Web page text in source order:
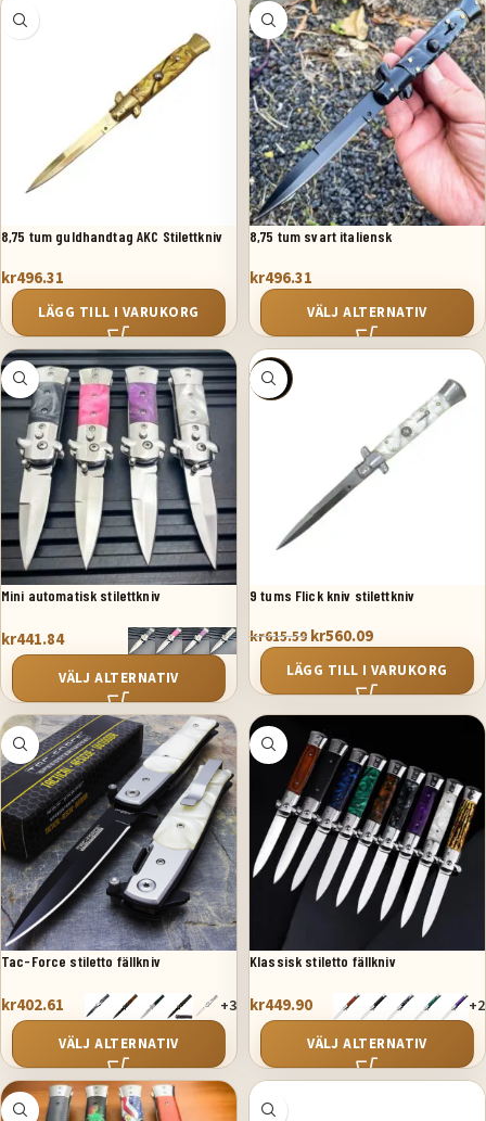
8,75 tum guldhandtag AKC Stilettkniv
kr496.31
LÄGG TILL I VARUKORG
8,75 tum svart italiensk
pärlemor
kr496.31
VÄLJ ALTERNATIV
Mini automatisk stilettkniv
kr441.84
VÄLJ ALTERNATIV
SALE
9 tums Flick kniv stilettkniv
kr615.59 kr560.09
LÄGG TILL I VARUKORG
Tac-Force stiletto fällkniv
kr402.61 +3
VÄLJ ALTERNATIV
Klassisk stiletto fällkniv
kr449.90 +2
VÄLJ ALTERNATIV